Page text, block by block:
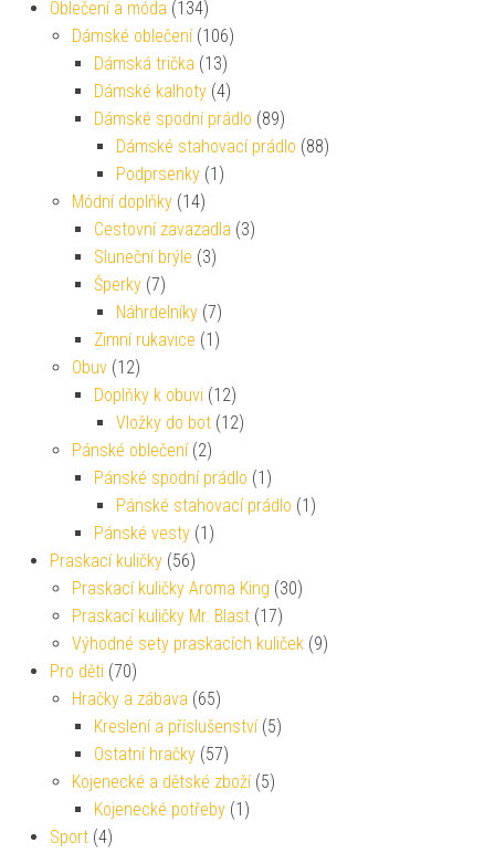
Oblečení a móda (134)
Dámské oblečení (106)
Dámská trička (13)
Dámské kalhoty (4)
Dámské spodní prádlo (89)
Dámské stahovací prádlo (88)
Podprsenky (1)
Módní doplňky (14)
Cestovní zavazadla (3)
Sluneční brýle (3)
Šperky (7)
Náhrdelníky (7)
Zimní rukavice (1)
Obuv (12)
Doplňky k obuvi (12)
Vložky do bot (12)
Pánské oblečení (2)
Pánské spodní prádlo (1)
Pánské stahovací prádlo (1)
Pánské vesty (1)
Praskací kuličky (56)
Praskací kuličky Aroma King (30)
Praskací kuličky Mr. Blast (17)
Výhodné sety praskacích kuliček (9)
Pro děti (70)
Hračky a zábava (65)
Kreslení a příslušenství (5)
Ostatní hračky (57)
Kojenecké a dětské zboží (5)
Kojenecké potřeby (1)
Sport (4)